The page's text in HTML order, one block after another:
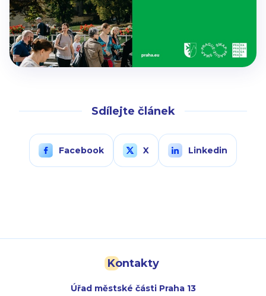
Sdílejte článek
Facebook X Linkedin
Kontakty
Úřad městské části Praha 13